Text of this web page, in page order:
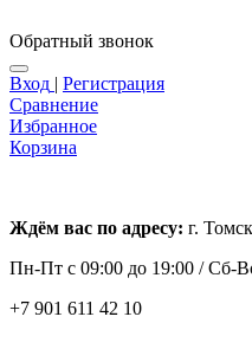
Обратный звонок
Вход | Регистрация
Сравнение
Избранное
Корзина
Ждём вас по адресу: г.
Пн-Пт с 09:00 до 19:00 /Сб-
+7 901 611 42 10